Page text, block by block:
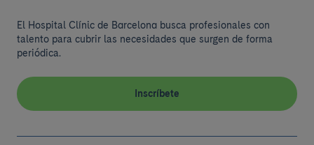
El Hospital Clínic de Barcelona busca profesionales con
talento para cubrir las necesidades que surgen de forma
periódica.
Inscríbete